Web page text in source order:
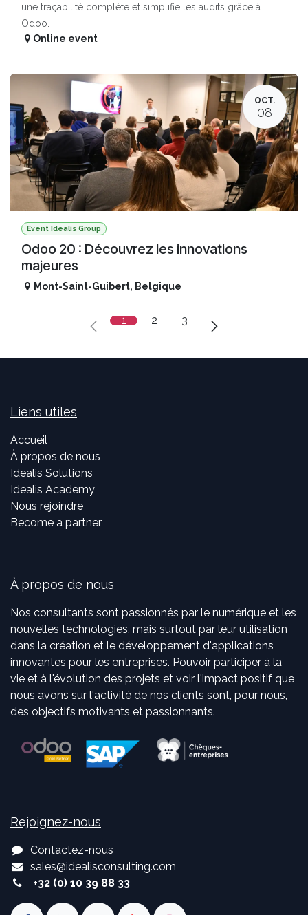
une traçabilité complète et simplifie les audits grâce à
Odoo.
Online event
OCT.
08
Event Idealis Group
Odoo 20 : Découvrez les innovations
majeures
Mont-Saint-Guibert, Belgique
1 2 3
Liens utiles
Accueil
À propos de nous
Idealis Solutions
Idealis Academy
Nous rejoindre
Become a partner
À propos de nous
Nos consultants sont passionnés par le numérique et les
nouvelles technologies, mais surtout par leur utilisation
dans la création et le développement d'applications
innovantes pour les entreprises. Pouvoir participer à la
vie et à l'évolution des projets et voir l'impact positif que
nous avons sur l'activité de nos clients sont, pour nous,
des objectifs motivants et passionnants.
Rejoignez-nous
Contactez-nous
sales@idealisconsulting.com
+32 (0) 10 39 88 33